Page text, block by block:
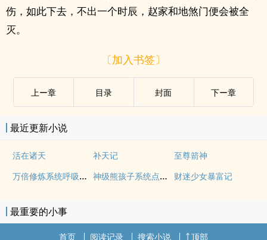
伤，如此下去，不出一个时辰，赵家和地煞门便会被全
灭。
〔加入书签〕
上ー章 目录 封面 下ー章
最近更新小说
活在诸天 补天记 至尊箭神
万倍修炼系统呼吸都能超神 神级熊孩子系统点化万物变随从 财迷少女暴富记
最重要的小事
首页 阅读记录 搜索小说 顶部